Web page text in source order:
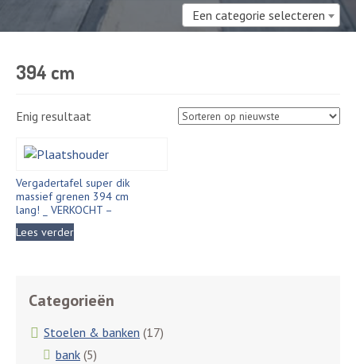
Een categorie selecteren
394 cm
Enig resultaat
Vergadertafel super dik
massief grenen 394 cm
lang! _ VERKOCHT –
Lees verder
Categorieën
Stoelen & banken (17)
bank (5)